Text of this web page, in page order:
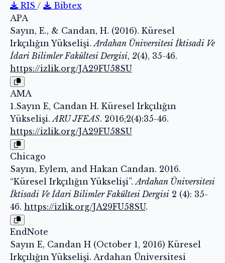
RIS /
Bibtex
APA
Sayın, E., & Candan, H. (2016). Küresel
Irkçılığın Yükselişi.Ardahan Üniversitesi İktisadi Ve
İdari Bilimler Fakültesi Dergisi, 2(4), 35-46.
https://izlik.org/JA29FU58SU
AMA
1.Sayın E, Candan H. Küresel Irkçılığın
Yükselişi.ARU JFEAS. 2016;2(4):35-46.
https://izlik.org/JA29FU58SU
Chicago
Sayın, Eylem, and Hakan Candan. 2016.
“Küresel Irkçılığın Yükselişi”.Ardahan Üniversitesi
İktisadi Ve İdari Bilimler Fakültesi Dergisi 2 (4): 35-
46. https://izlik.org/JA29FU58SU.
EndNote
Sayın E, Candan H (October 1, 2016) Küresel
Irkçılığın Yükselişi. Ardahan Üniversitesi